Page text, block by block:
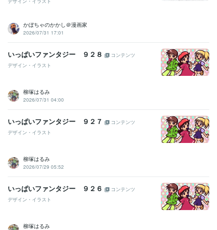
かぼちゃのかかし＠漫画家
2026/07/31 17:01
いっぱいファンタジー ９２８
コンテンツ
デザイン・イラスト
柳塚はるみ
2026/07/31 04:00
いっぱいファンタジー ９２７
コンテンツ
デザイン・イラスト
柳塚はるみ
2026/07/29 05:52
いっぱいファンタジー ９２６
コンテンツ
デザイン・イラスト
柳塚はるみ